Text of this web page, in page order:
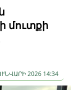
մուտքի
2026 14:34